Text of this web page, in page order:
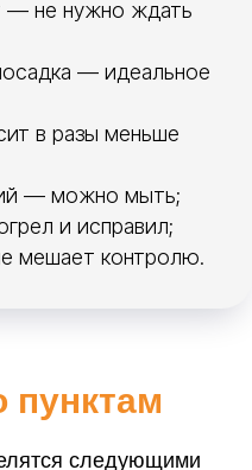
— не нужно ждать
— идеальное
в разы меньше
— можно мыть;
и исправил;
мешает контролю.
пунктам
следующими